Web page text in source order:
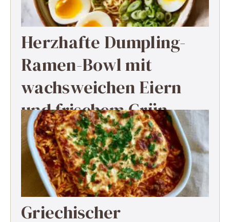
Herzhafte Dumpling-
Ramen-Bowl mit
wachsweichen Eiern
und frischem Grün
Griechischer